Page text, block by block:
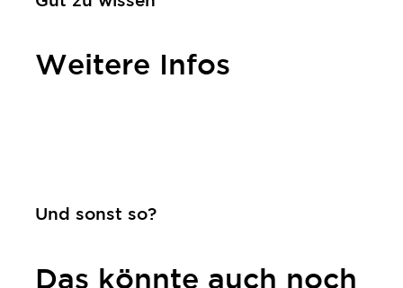
Weitere Infos
Und sonst so?
Das könnte auch noch